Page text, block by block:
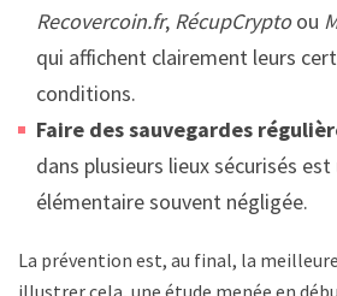
Recovercoin.fr, RécupCryptoou
qui affichent clairement leurs
conditions.
Faire des sauvegardes
dans plusieurs lieux sécurisés
élémentaire souvent négligée.
La prévention est, au final, la
illustrer cela, une étude menée en